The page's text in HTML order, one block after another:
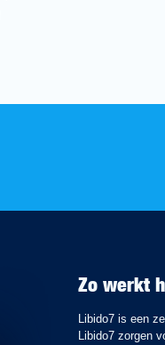
Zo werkt
Libido7 is een
Libido7 zorgen